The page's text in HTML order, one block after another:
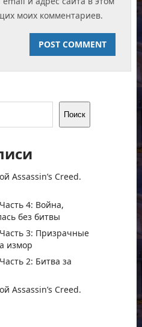
моих комментариев.
Поиск
Assassin’s Creed.
4: Война,
без битвы
3: Призрачные
измор
2: Битва за
Assassin’s Creed.